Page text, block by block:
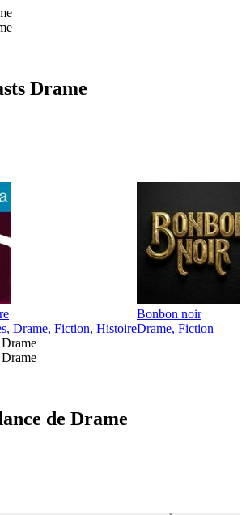
Drame
Drame, Fiction, Histoire
Bonbon noir
Drame, Fiction
Drame
Drame
de Drame